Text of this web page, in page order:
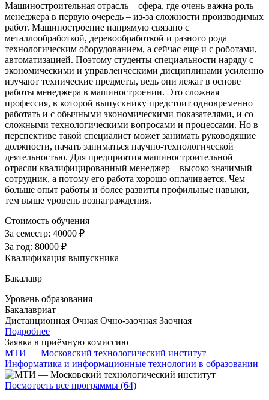
Машиностроительная отрасль – сфера, где очень важна роль
менеджера в первую очередь – из-за сложности производимых
работ. Машиностроение напрямую связано с
металлообработкой, деревообработкой и разного рода
технологическим оборудованием, а сейчас еще и с роботами,
автоматизацией. Поэтому студенты специальности наряду с
экономическими и управленческими дисциплинами усиленно
изучают технические предметы, ведь они лежат в основе
работы менеджера в машиностроении. Это сложная
профессия, в которой выпускнику предстоит одновременно
работать и с обычными экономическими показателями, и со
сложными технологическими вопросами и процессами. Но в
перспективе такой специалист может занимать руководящие
должности, начать заниматься научно-технологической
деятельностью. Для предприятия машиностроительной
отрасли квалифицированный менеджер – высоко значимый
сотрудник, а потому его работа хорошо оплачивается. Чем
больше опыт работы и более развиты профильные навыки,
тем выше уровень вознаграждения.
Стоимость обучения
За семестр: 40000 ₽
За год: 80000 ₽
Квалификация выпускника
Бакалавр
Уровень образования
Бакалавриат
Дистанционная Очная Очно-заочная Заочная
Подробнее
Заявка в приёмную комиссию
МТИ — Московский технологический институт
Информатика и информационные технологии в образовании
Посмотреть все программы (64)